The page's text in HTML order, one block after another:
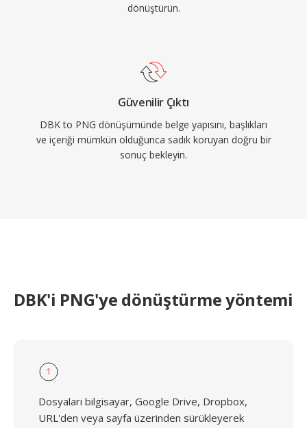
dönüştürün.
Güvenilir Çıktı
DBK to PNG dönüşümünde belge yapısını, başlıkları
ve içeriği mümkün olduğunca sadık koruyan doğru bir
sonuç bekleyin.
DBK'i PNG'ye dönüştürme yöntemi
1
Dosyaları bilgisayar, Google Drive, Dropbox,
URL'den veya sayfa üzerinden sürükleyerek